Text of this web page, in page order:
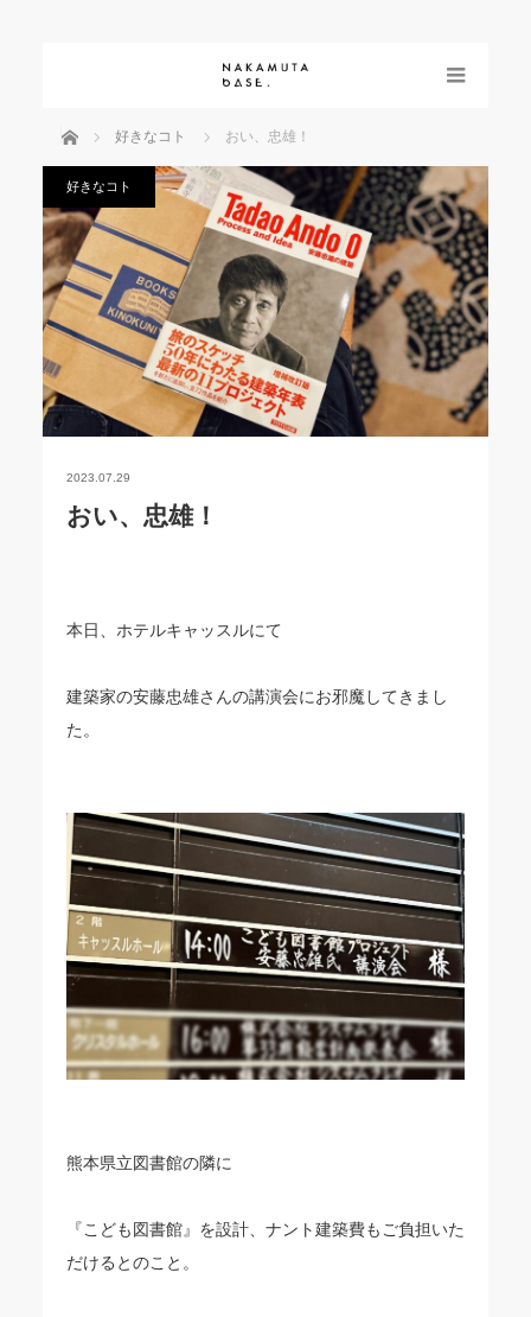
ホーム 好きなコト おい、忠雄！
好きなコト
2023.07.29
おい、忠雄！
本日、ホテルキャッスルにて
建築家の安藤忠雄さんの講演会にお邪魔してきまし
た。
熊本県立図書館の隣に
『こども図書館』を設計、ナント建築費もご負担いた
だけるとのこと。